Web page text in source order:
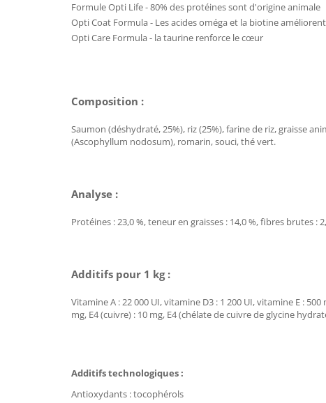
Formule Opti Life - 80% des protéines sont d'origine animale
Opti Coat Formula - Les acides oméga et la biotine
Opti Care Formula - la taurine renforce le cœur
Composition :
Saumon (déshydraté, 25%), riz (25%), farine de riz, graisse
(Ascophyllum nodosum), romarin, souci, thé vert.
Analyse :
Protéines : 23,0 %, teneur en graisses : 14,0 %, fibres brutes :
Additifs pour 1 kg :
Vitamine A : 22 000 UI, vitamine D3 : 1 200 UI, vitamine E :
mg, E4 (cuivre) : 10 mg, E4 (chélate de cuivre de glycine
Additifs technologiques :
Antioxydants : tocophérols